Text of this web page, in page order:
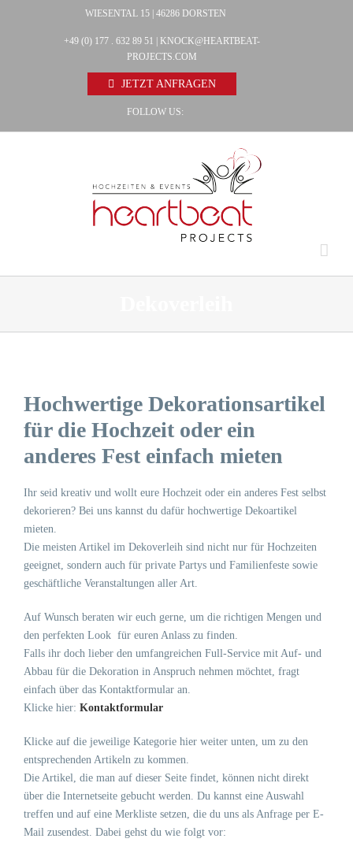
WIESENTAL 15 | 46286 DORSTEN
+49 (0) 177 . 632 89 51 |
KNOCK@HEARTBEAT-
PROJECTS.COM
JETZT ANFRAGEN
FOLLOW US:
Hochwertige Dekorationsartikel
für die Hochzeit oder ein
anderes Fest einfach mieten
Ihr seid kreativ und wollt eure Hochzeit oder ein anderes Fest selbst
dekorieren? Bei uns kannst du dafür hochwertige Dekoartikel
mieten.
Die meisten Artikel im Dekoverleih sind nicht nur für Hochzeiten
geeignet, sondern auch für private Partys und Familienfeste sowie
geschäftliche Veranstaltungen aller Art.
Auf Wunsch beraten wir euch gerne, um die richtigen Mengen und
den perfekten Look für euren Anlass zu finden.
Falls ihr doch lieber den umfangreichen Full-Service mit Auf- und
Abbau für die Dekoration in Anspruch nehmen möchtet, fragt
einfach über das Kontaktformular an.
Klicke hier: Kontaktformular
Klicke auf die jeweilige Kategorie hier weiter unten, um zu den
entsprechenden Artikeln zu kommen.
Die Artikel, die man auf dieser Seite findet, können nicht direkt
über die Internetseite gebucht werden. Du kannst eine Auswahl
treffen und auf eine Merkliste setzen, die du uns als Anfrage per E-
Mail zusendest. Dabei gehst du wie folgt vor: